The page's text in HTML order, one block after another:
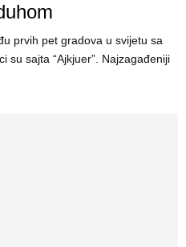
prvih pet gradova u svijetu sa
su sajta “Ajkjuer”. Najzagađeniji